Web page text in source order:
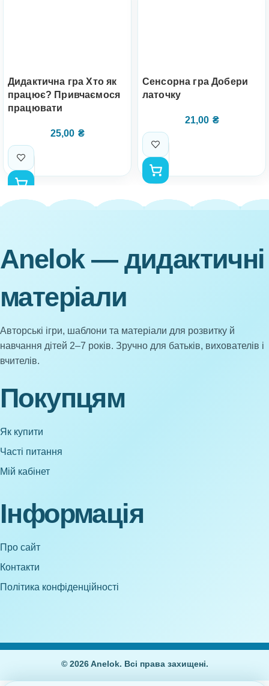
Дидактична гра Хто як
працює? Привчаємося
працювати
25,00 ₴
Сенсорна гра Добери
латочку
21,00 ₴
Anelok — дидактичні
матеріали
Авторські ігри, шаблони та матеріали для розвитку й
навчання дітей 2–7 років. Зручно для батьків, вихователів і
вчителів.
Покупцям
Як купити
Часті питання
Мій кабінет
Інформація
Про сайт
Контакти
Політика конфіденційності
© 2026 Anelok. Всі права захищені.